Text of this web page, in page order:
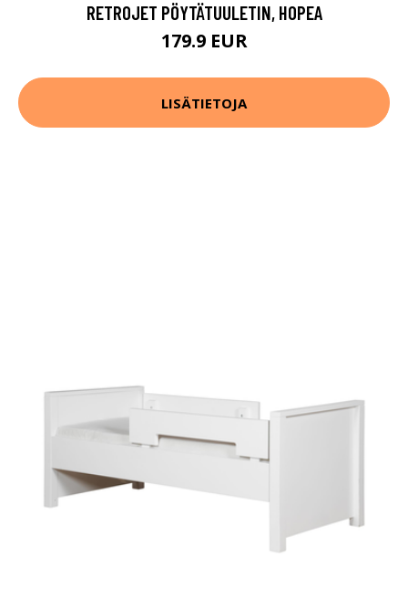
RETROJET PÖYTÄTUULETIN, HOPEA
179.9 EUR
LISÄTIETOJA